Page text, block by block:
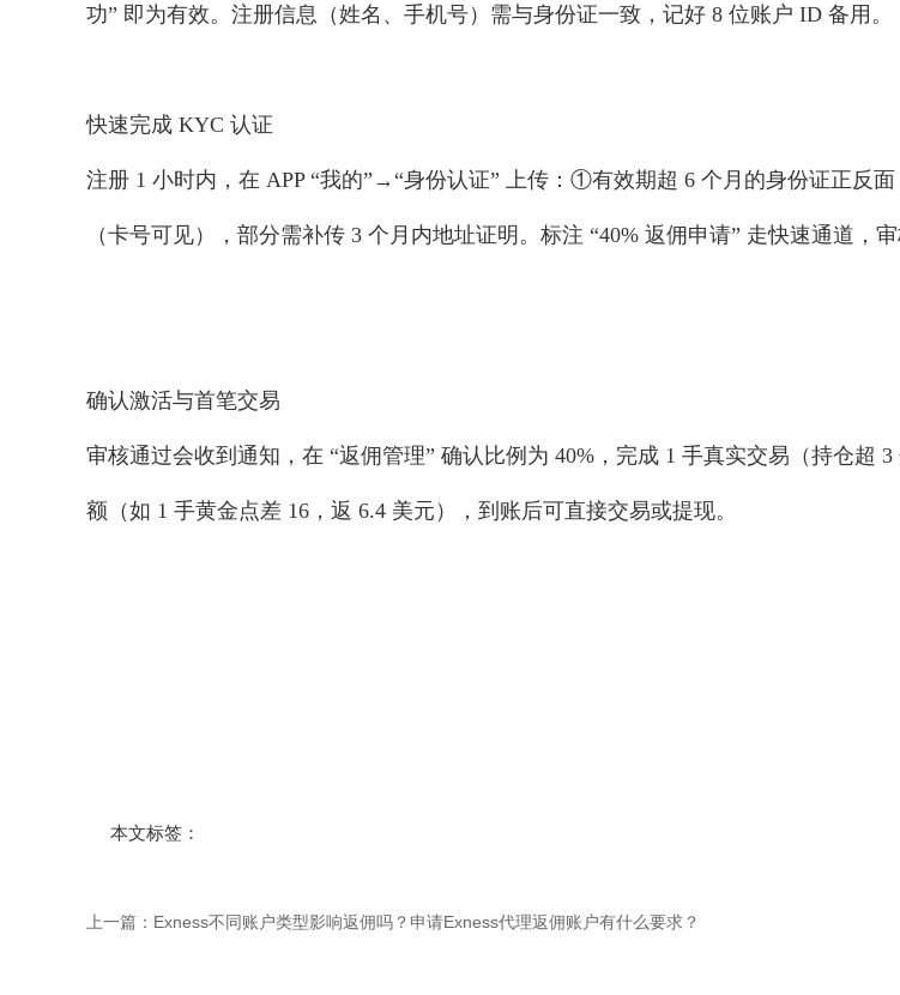
功” 即为有效。注册信息（姓名、手机号）需与身份证一致，记好 8 位账户 ID 备用。
快速完成 KYC 认证
注册 1 小时内，在 APP “我的”→“身份认证” 上传：①有效期超 6 个月的身份证正反
（卡号可见），部分需补传 3 个月内地址证明。标注 “40% 返佣申请” 走快速通道，审
确认激活与首笔交易
审核通过会收到通知，在 “返佣管理” 确认比例为 40%，完成 1 手真实交易（持仓超
额（如 1 手黄金点差 16，返 6.4 美元），到账后可直接交易或提现。
本文标签：
上一篇： Exness不同账户类型影响返佣吗？申请Exness代理返佣账户有什么要求？